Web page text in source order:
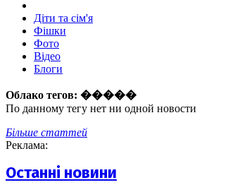
Діти та сім'я
Фішки
Фото
Відео
Блоги
Облако тегов: �����
По данному тегу нет ни одной новости
Більше статтей
Реклама:
Останні новини